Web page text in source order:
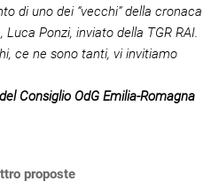
di uno dei “vecchi” della cronaca
Ponzi, inviato della TGR RAI.
ce ne sono tanti, vi invitiamo
Consiglio OdG Emilia-Romagna
proposte